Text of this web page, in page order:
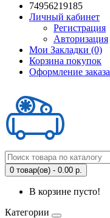
74956219185
Личный кабинет
Регистрация
Авторизация
Мои Закладки (0)
Корзина покупок
Оформление заказа
0 товар(ов) - 0.00 р.
В корзине пусто!
Категории